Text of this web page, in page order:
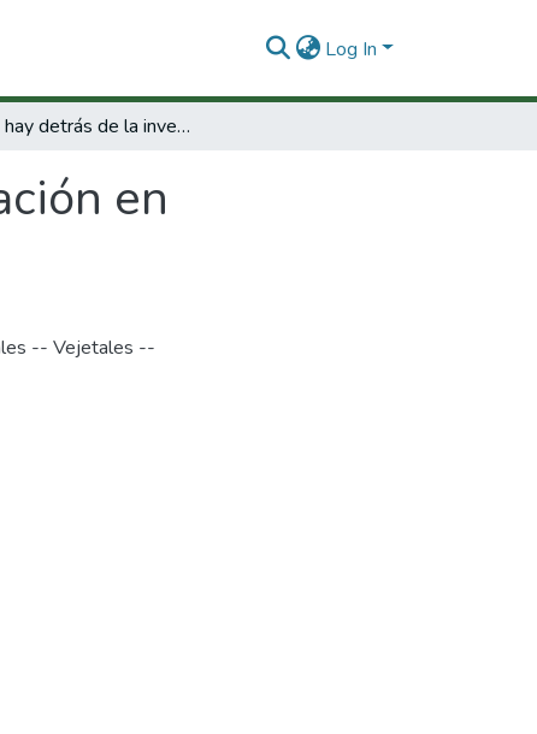
Log In
¿ Qué hay detrás de la investigación en productos naturales?
en
-- Vejetales --